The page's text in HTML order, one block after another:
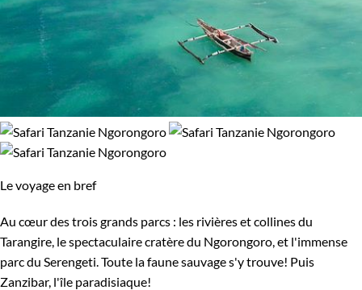
Le voyage en bref
Au cœur des trois grands parcs : les rivières et collines du
Tarangire, le spectaculaire cratère du Ngorongoro, et l'immense
parc du Serengeti. Toute la faune sauvage s'y trouve! Puis
Zanzibar, l'île paradisiaque!